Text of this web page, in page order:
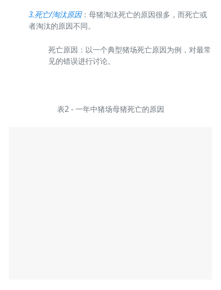
3.死亡/淘汰原因：母猪淘汰死亡的原因很多，而死亡或
者淘汰的原因不同。
死亡原因：以一个典型猪场死亡原因为例，对最常
见的错误进行讨论。
表2 - 一年中猪场母猪死亡的原因